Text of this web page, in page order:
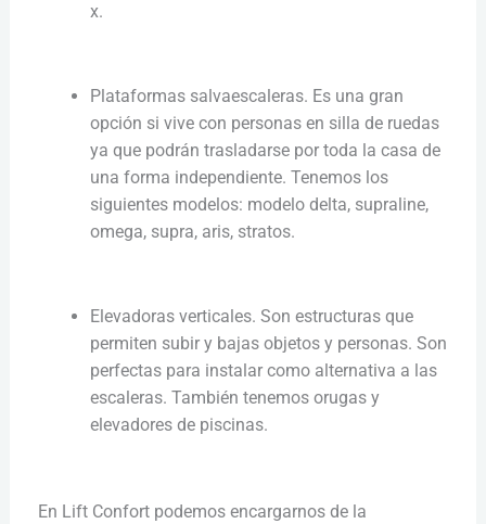
x.
Plataformas salvaescaleras. Es una gran
opción si vive con personas en silla de ruedas
ya que podrán trasladarse por toda la casa de
una forma independiente. Tenemos los
siguientes modelos: modelo delta, supraline,
omega, supra, aris, stratos.
Elevadoras verticales. Son estructuras que
permiten subir y bajas objetos y personas. Son
perfectas para instalar como alternativa a las
escaleras. También tenemos orugas y
elevadores de piscinas.
En Lift Confort podemos encargarnos de la